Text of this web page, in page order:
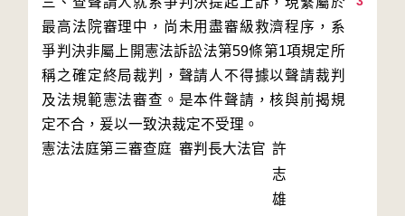
最高法院審理中，尚未用盡審級救濟程序，系
爭判決非屬上開憲法訴訟法第59條第1項規定所
稱之確定終局裁判，聲請人不得據以聲請裁判
及法規範憲法審查。是本件聲請，核與前揭規
定不合，爰以一致決裁定不受理。
憲法法庭第三審查庭 審判長大法官 許
志
雄